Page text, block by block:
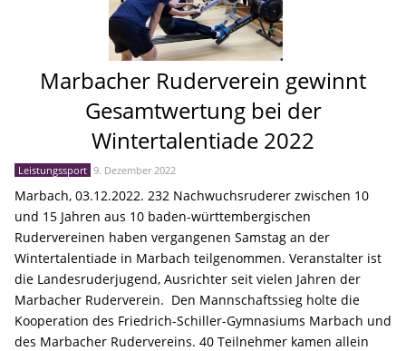
Marbacher Ruderverein gewinnt
Gesamtwertung bei der
Wintertalentiade 2022
Leistungssport 9. Dezember 2022
Marbach, 03.12.2022. 232 Nachwuchsruderer zwischen 10
und 15 Jahren aus 10 baden-württembergischen
Rudervereinen haben vergangenen Samstag an der
Wintertalentiade in Marbach teilgenommen. Veranstalter ist
die Landesruderjugend, Ausrichter seit vielen Jahren der
Marbacher Ruderverein. Den Mannschaftssieg holte die
Kooperation des Friedrich-Schiller-Gymnasiums Marbach und
des Marbacher Rudervereins. 40 Teilnehmer kamen allein